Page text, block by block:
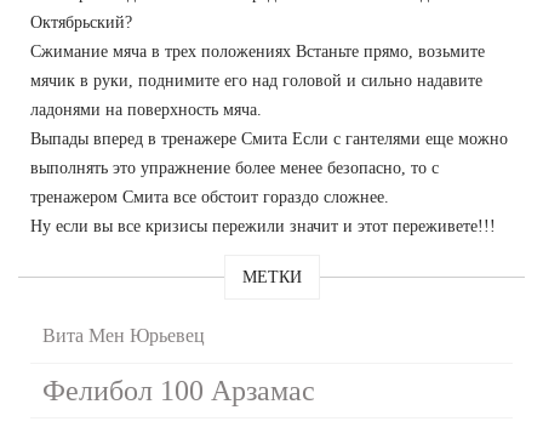
Октябрьский?
Сжимание мяча в трех положениях Встаньте прямо, возьмите
мячик в руки, поднимите его над головой и сильно надавите
ладонями на поверхность мяча.
Выпады вперед в тренажере Смита Если с гантелями еще можно
выполнять это упражнение более менее безопасно, то с
тренажером Смита все обстоит гораздо сложнее.
Ну если вы все кризисы пережили значит и этот переживете!!!
МЕТКИ
Вита Мен Юрьевец
Фелибол 100 Арзамас